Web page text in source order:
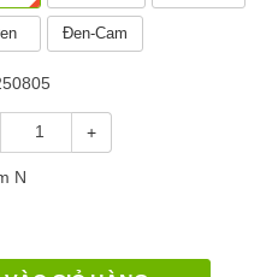
Đen-Cam
+
N